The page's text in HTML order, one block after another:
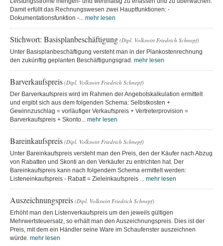
Damit erfüllt das Rechnungswesen zwei Hauptfunktionen: -
Dokumentationsfunktion -... mehr lesen
Stichwort: Basisplanbeschäftigung (Dipl. Volkswirt Friedrich Schnepf)
Unter Basisplanbeschäftigung versteht man in der Plankostenrechnung
den zukünftig geplanten Beschäftigungsgrad. mehr lesen
Barverkaufspreis (Dipl. Volkswirt Friedrich Schnepf)
Der Barverkaufspreis wird im Rahmen der Angebotskalkulation ermittelt
und ergibt sich aus dem folgenden Schema: Selbstkosten +
Gewinnzuschlag = vorläufiger Verkaufspreis + Vertreterprovision =
Barverkaufspreis + Skonto... mehr lesen
Bareinkaufspreis (Dipl. Volkswirt Friedrich Schnepf)
Unter Bareinkaufspreis versteht man den Preis, den der Käufer nach Abzug
von Rabatten und Skonti an den Verkäufer zu entrichten hat. Der
Bareinkaufspreis kann nach folgendem Schema ermittelt werden:
Listeneinkaufspreis - Rabatt = Zieleinkaufspreis ... mehr lesen
Auszeichnungspreis (Dipl. Volkswirt Friedrich Schnepf)
Erhöht man den Listenverkaufspreis um den jeweils gültigen
Mehrwertsteuersatz, so erhält man den Auszeichnungspreis. Dies ist der
Preis, mit dem ein Händler seine Ware im Schaufenster auszeichnen
würde. mehr lesen